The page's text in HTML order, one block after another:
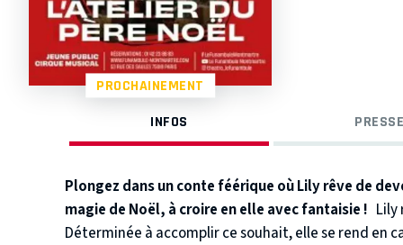
PROCHAINEMENT
INFOS
Plongez dans un conte féérique où Lily rêve de
magie de Noël, à croire en elle avec fantaisie ! Lily
Déterminée à accomplir ce souhait, elle se rend en